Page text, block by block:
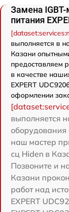
Замена IGBT-
питания
выполняется в
Казани
предоставляем
в качестве
EXPERT
оформлении
выполняется
оборудования
наш мастер
сц Hiden в
Позвоните и
Казани
работ над
EXPERT